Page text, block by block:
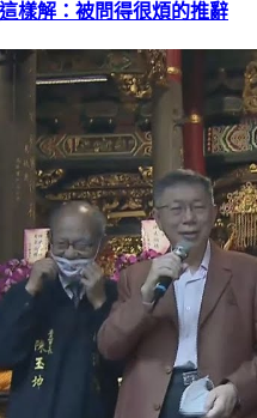
樣解：被問得很煩的推辭